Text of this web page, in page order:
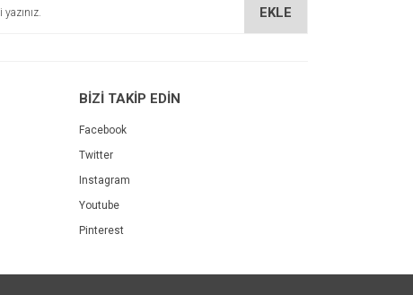
EKLE
BİZİ TAKİP EDİN
Facebook
Twitter
Instagram
Youtube
Pinterest